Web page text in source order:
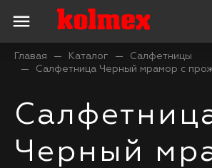
menu
Главая Каталог
Салфетницы
Салфетница Черный мрамор с
Черный